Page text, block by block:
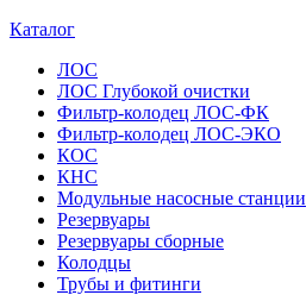
Каталог
ЛОС
ЛОС Глубокой очистки
Фильтр-колодец ЛОС-ФК
Фильтр-колодец ЛОС-ЭКО
КОС
КНС
Модульные насосные станции
Резервуары
Резервуары сборные
Колодцы
Трубы и фитинги